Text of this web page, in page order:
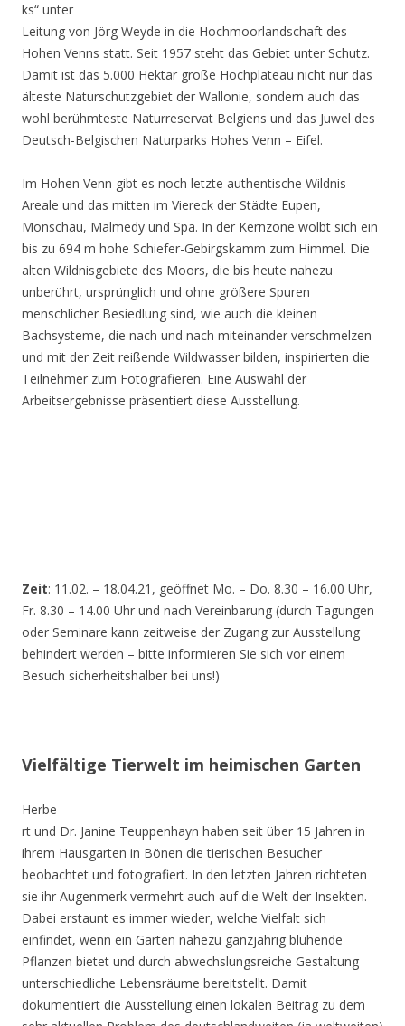
ks“ unter
Leitung von Jörg Weyde in die Hochmoorlandschaft des
Hohen Venns statt. Seit 1957 steht das Gebiet unter Schutz.
Damit ist das 5.000 Hektar große Hochplateau nicht nur das
älteste Naturschutzgebiet der Wallonie, sondern auch das
wohl berühmteste Naturreservat Belgiens und das Juwel des
Deutsch-Belgischen Naturparks Hohes Venn – Eifel.
Im Hohen Venn gibt es noch letzte authentische Wildnis-
Areale und das mitten im Viereck der Städte Eupen,
Monschau, Malmedy und Spa. In der Kernzone wölbt sich ein
bis zu 694 m hohe Schiefer-Gebirgskamm zum Himmel. Die
alten Wildnisgebiete des Moors, die bis heute nahezu
unberührt, ursprünglich und ohne größere Spuren
menschlicher Besiedlung sind, wie auch die kleinen
Bachsysteme, die nach und nach miteinander verschmelzen
und mit der Zeit reißende Wildwasser bilden, inspirierten die
Teilnehmer zum Fotografieren. Eine Auswahl der
Arbeitsergebnisse präsentiert diese Ausstellung.
Zeit: 11.02. – 18.04.21, geöffnet Mo. – Do. 8.30 – 16.00 Uhr,
Fr. 8.30 – 14.00 Uhr und nach Vereinbarung (durch Tagungen
oder Seminare kann zeitweise der Zugang zur Ausstellung
behindert werden – bitte informieren Sie sich vor einem
Besuch sicherheitshalber bei uns!)
Vielfältige Tierwelt im heimischen Garten
Herbe
rt und Dr. Janine Teuppenhayn haben seit über 15 Jahren in
ihrem Hausgarten in Bönen die tierischen Besucher
beobachtet und fotografiert. In den letzten Jahren richteten
sie ihr Augenmerk vermehrt auch auf die Welt der Insekten.
Dabei erstaunt es immer wieder, welche Vielfalt sich
einfindet, wenn ein Garten nahezu ganzjährig blühende
Pflanzen bietet und durch abwechslungsreiche Gestaltung
unterschiedliche Lebensräume bereitstellt. Damit
dokumentiert die Ausstellung einen lokalen Beitrag zu dem